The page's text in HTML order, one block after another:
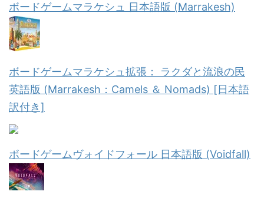
ボードゲームマラケシュ 日本語版 (Marrakesh)
ボードゲームマラケシュ拡張： ラクダと流浪の民
英語版 (Marrakesh：Camels ＆ Nomads) [日本語
訳付き]
ボードゲームヴォイドフォール 日本語版 (Voidfall)